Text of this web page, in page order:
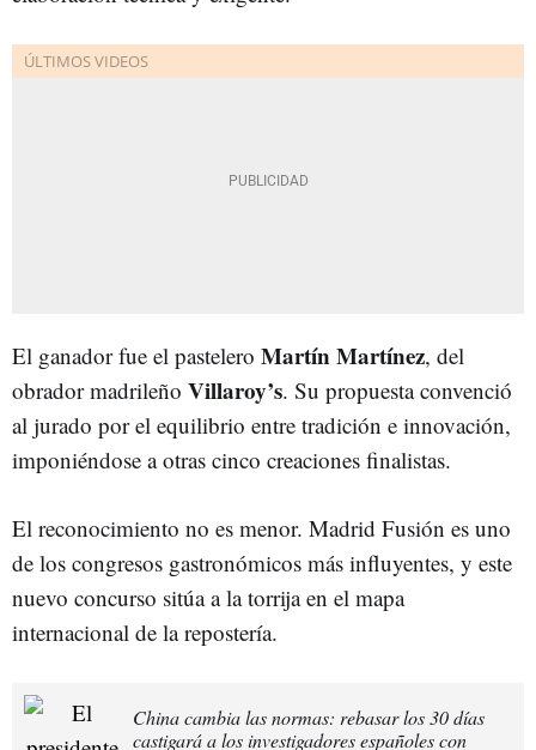
El ganador fue el pastelero Martín Martínez, del
obrador madrileño Villaroy’s. Su propuesta convenció
al jurado por el equilibrio entre tradición e innovación,
imponiéndose a otras cinco creaciones finalistas.
El reconocimiento no es menor. Madrid Fusión es uno
de los congresos gastronómicos más influyentes, y este
nuevo concurso sitúa a la torrija en el mapa
internacional de la repostería.
China cambia las normas: rebasar los 30 días
castigará a los investigadores españoles con